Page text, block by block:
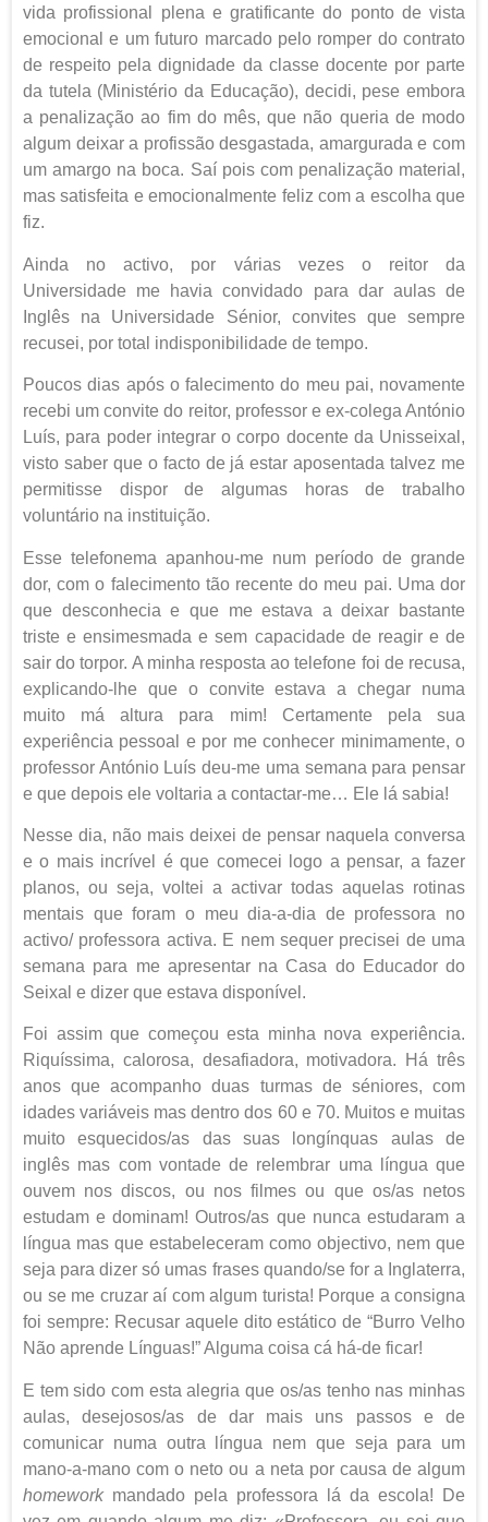
vida profissional plena e gratificante do ponto de vista
emocional e um futuro marcado pelo romper do contrato
de respeito pela dignidade da classe docente por parte
da tutela (Ministério da Educação), decidi, pese embora
a penalização ao fim do mês, que não queria de modo
algum deixar a profissão desgastada, amargurada e com
um amargo na boca. Saí pois com penalização material,
mas satisfeita e emocionalmente feliz com a escolha que
fiz.
Ainda no activo, por várias vezes o reitor da
Universidade me havia convidado para dar aulas de
Inglês na Universidade Sénior, convites que sempre
recusei, por total indisponibilidade de tempo.
Poucos dias após o falecimento do meu pai, novamente
recebi um convite do reitor, professor e ex-colega António
Luís, para poder integrar o corpo docente da Unisseixal,
visto saber que o facto de já estar aposentada talvez me
permitisse dispor de algumas horas de trabalho
voluntário na instituição.
Esse telefonema apanhou-me num período de grande
dor, com o falecimento tão recente do meu pai. Uma dor
que desconhecia e que me estava a deixar bastante
triste e ensimesmada e sem capacidade de reagir e de
sair do torpor. A minha resposta ao telefone foi de recusa,
explicando-lhe que o convite estava a chegar numa
muito má altura para mim! Certamente pela sua
experiência pessoal e por me conhecer minimamente, o
professor António Luís deu-me uma semana para pensar
e que depois ele voltaria a contactar-me… Ele lá sabia!
Nesse dia, não mais deixei de pensar naquela conversa
e o mais incrível é que comecei logo a pensar, a fazer
planos, ou seja, voltei a activar todas aquelas rotinas
mentais que foram o meu dia-a-dia de professora no
activo/ professora activa. E nem sequer precisei de uma
semana para me apresentar na Casa do Educador do
Seixal e dizer que estava disponível.
Foi assim que começou esta minha nova experiência.
Riquíssima, calorosa, desafiadora, motivadora. Há três
anos que acompanho duas turmas de séniores, com
idades variáveis mas dentro dos 60 e 70. Muitos e muitas
muito esquecidos/as das suas longínquas aulas de
inglês mas com vontade de relembrar uma língua que
ouvem nos discos, ou nos filmes ou que os/as netos
estudam e dominam! Outros/as que nunca estudaram a
língua mas que estabeleceram como objectivo, nem que
seja para dizer só umas frases quando/se for a Inglaterra,
ou se me cruzar aí com algum turista! Porque a consigna
foi sempre: Recusar aquele dito estático de “Burro Velho
Não aprende Línguas!” Alguma coisa cá há-de ficar!
E tem sido com esta alegria que os/as tenho nas minhas
aulas, desejosos/as de dar mais uns passos e de
comunicar numa outra língua nem que seja para um
mano-a-mano com o neto ou a neta por causa de algum
homework mandado pela professora lá da escola! De